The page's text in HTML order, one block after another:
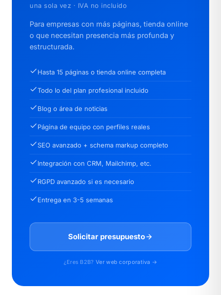
una sola vez · IVA no incluido
Para empresas con más páginas, tienda online
o que necesitan presencia más profunda y
estructurada.
Hasta 15 páginas o tienda online completa
Todo lo del plan profesional incluido
Blog o área de noticias
Página de equipo con perfiles reales
SEO avanzado + schema markup completo
Integración con CRM, Mailchimp, etc.
RGPD avanzado si es necesario
Entrega en 3-5 semanas
Solicitar presupuesto
¿Eres B2B? Ver web corporativa →